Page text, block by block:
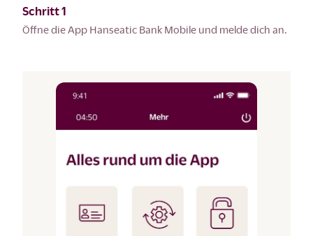
Schritt 1
Öffne die App Hanseatic Bank Mobile und melde dich an.